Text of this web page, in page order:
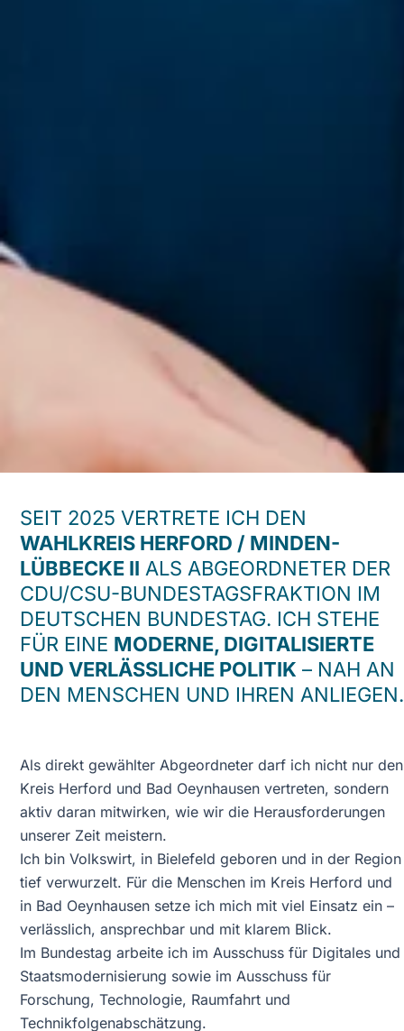
SEIT 2025 VERTRETE ICH DEN
WAHLKREIS HERFORD / MINDEN-
LÜBBECKE II ALS ABGEORDNETER DER
CDU/CSU-BUNDESTAGSFRAKTION IM
DEUTSCHEN BUNDESTAG. ICH STEHE
FÜR EINE MODERNE, DIGITALISIERTE
UND VERLÄSSLICHE POLITIK – NAH AN
DEN MENSCHEN UND IHREN ANLIEGEN.
Als direkt gewählter Abgeordneter darf ich nicht nur den
Kreis Herford und Bad Oeynhausen vertreten, sondern
aktiv daran mitwirken, wie wir die Herausforderungen
unserer Zeit meistern.
Ich bin Volkswirt, in Bielefeld geboren und in der Region
tief verwurzelt. Für die Menschen im Kreis Herford und
in Bad Oeynhausen setze ich mich mit viel Einsatz ein –
verlässlich, ansprechbar und mit klarem Blick.
Im Bundestag arbeite ich im Ausschuss für Digitales und
Staatsmodernisierung sowie im Ausschuss für
Forschung, Technologie, Raumfahrt und
Technikfolgenabschätzung.